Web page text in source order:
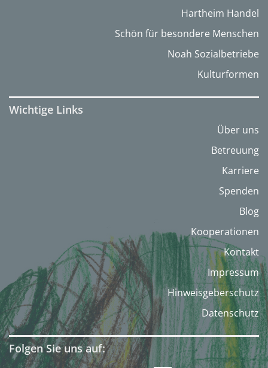
Hartheim Handel
Schön für besondere Menschen
Noah Sozialbetriebe
Kulturformen
Wichtige Links
Über uns
Betreuung
Karriere
Spenden
Blog
Kooperationen
Kontakt
Impressum
Hinweisgeberschutz
Datenschutz
Folgen Sie uns auf: